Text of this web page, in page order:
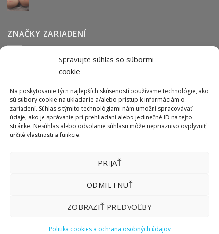
Spravujte súhlas so súbormi
cookie
Na poskytovanie tých najlepších skúseností používame technológie, ako
sú súbory cookie na ukladanie a/alebo prístup k informáciám o
zariadení. Súhlas s týmito technológiami nám umožní spracovávať
údaje, ako je správanie pri prehliadaní alebo jedinečné ID na tejto
stránke. Nesúhlas alebo odvolanie súhlasu môže nepriaznivo ovplyvniť
určité vlastnosti a funkcie.
PRIJAŤ
ODMIETNUŤ
ZOBRAZIŤ PREDVOĽBY
Politika cookies a ochrana osobných údajov
ZNAČKY ZARIADENÍ
Anser Arca BOFA cab Carl Valentin
Datalogic Hitachi
Norwix
Purex Tiflex Tykma Zanasi
ODBER NEWSLETTERU